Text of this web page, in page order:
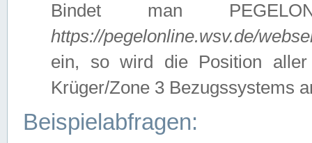
Bindet man
https://pegelonline.wsv.de/
ein, so wird die Position
Krüger/Zone 3 Bezugssystems
Beispielabfragen: